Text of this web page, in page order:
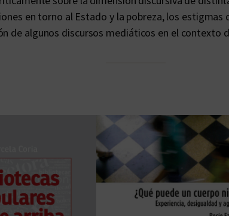
n
t
i
en torno al Estado y la pobreza, los
de algunos discursos mediáticos en el contexto